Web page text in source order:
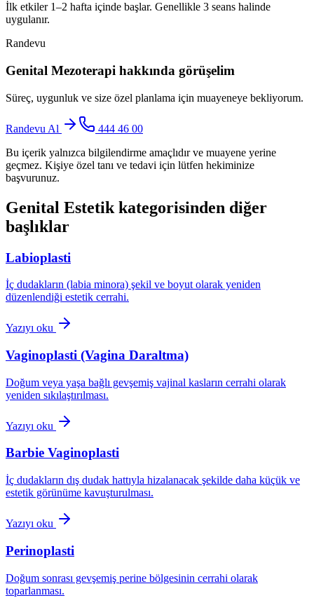
İlk etkiler 1–2 hafta içinde başlar. Genellikle 3 seans halinde
uygulanır.
Randevu
Genital Mezoterapi hakkında görüşelim
Süreç, uygunluk ve size özel planlama için muayeneye bekliyorum.
Randevu Al
444 46 00
Bu içerik yalnızca bilgilendirme amaçlıdır ve muayene yerine
geçmez. Kişiye özel tanı ve tedavi için lütfen hekiminize
başvurunuz.
Genital Estetik kategorisinden diğer
başlıklar
Labioplasti
İç dudakların (labia minora) şekil ve boyut olarak yeniden
düzenlendiği estetik cerrahi.
Yazıyı oku
Vaginoplasti (Vagina Daraltma)
Doğum veya yaşa bağlı gevşemiş vajinal kasların cerrahi olarak
yeniden sıkılaştırılması.
Yazıyı oku
Barbie Vaginoplasti
İç dudakların dış dudak hattıyla hizalanacak şekilde daha küçük ve
estetik görünüme kavuşturulması.
Yazıyı oku
Perinoplasti
Doğum sonrası gevşemiş perine bölgesinin cerrahi olarak
toparlanması.